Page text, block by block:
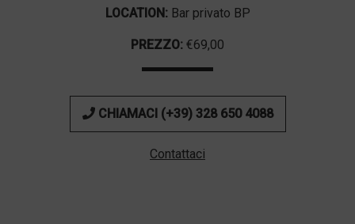
LOCATION: Bar privato BP
PREZZO: €69,00
CHIAMACI (+39) 328 650 4088
Contattaci